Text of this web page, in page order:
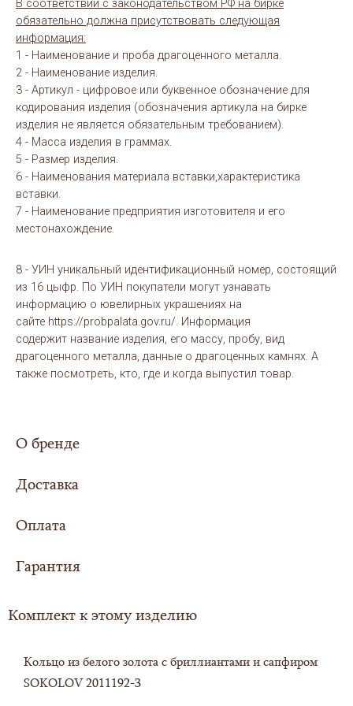
В соответствии с законодательством РФ на бирке
обязательно должна присутствовать следующая
информация:
1 - Наименование и проба драгоценного металла.
2 - Наименование изделия.
3 - Артикул - цифровое или буквенное обозначение для
кодирования изделия (обозначения артикула на бирке
изделия не является обязательным требованием).
4 - Масса изделия в граммах.
5 - Размер изделия.
6 - Наименования материала вставки,характеристика
вставки.
7 - Наименование предприятия изготовителя и его
местонахождение.
8 - УИН уникальный идентификационный номер, состоящий
из 16 цыфр. По УИН покупатели могут узнавать
информацию о ювелирных украшениях на
сайте https://probpalata.gov.ru/. Информация
содержит название изделия, его массу, пробу, вид
драгоценного металла, данные о драгоценных камнях. А
также посмотреть, кто, где и когда выпустил товар.
О бренде
Доставка
Сумма заказа составила
совершенно
Также доставка осуществляется в страны
Киргизия. Без наложенного платежа (в
этом случае доступен один способ оплаты
- онлайн)
Оплата
Выбери свой вариант оплаты заказа:
ЦЕНА В КАРТОЧКЕ ТОВАРА УКАЗАНА ПРИ СПОСОБЕ - ОНЛАЙН
1. ОНЛАЙН ПОЛНАЯ ОПЛАТА 100% вашего заказа.
Гарантия
Ювелирный интернет-магазин ЗОЛОТОЙ ЛОТОС
Комплект к этому изделию
Кольцо из белого золота с бриллиантами и сапфиром
SOKOLOV 2011192-3